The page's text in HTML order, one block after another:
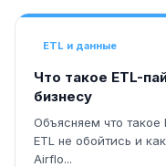
ETL и данные
Что такое ETL-
бизнесу
Объясняем что
ETL не обойтись и
Airflo...